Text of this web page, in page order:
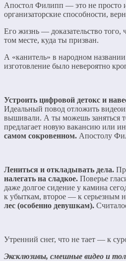
Апостол Филипп — это не просто
организаторские способности,
Его жизнь — доказательство того,
том месте, куда ты призван.
А «канитель» в народном
изготовление было невероятно
Устроить цифровой детокс и
Идеальный повод отложить
вышивали. А ты можешь заняться
предлагает новую вакансию или
самом сокровенном. Апостолу
Лениться и откладывать дела.
налегать на сладкое. Поверье
даже долгое сидение у камина
к убыткам, второе — к серьезным
лес (особенно девушкам).
Утренний снег, что не тает — к
Эксклюзивы, смешные видео и